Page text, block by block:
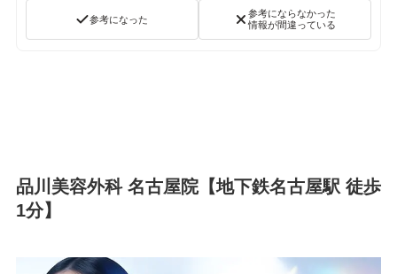
参考になった
参考にならなかった
情報が間違っている
品川美容外科 名古屋院【地下鉄名古屋駅 徒歩
1分】